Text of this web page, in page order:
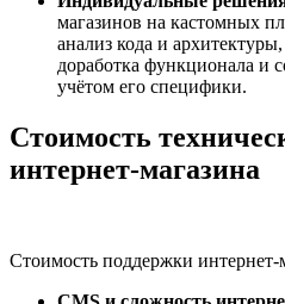
магазинов на кастомных
анализ кода и
доработка функционала и
учётом его специфики.
Стоимость
интернет-магазина
Стоимость поддержки интернет-